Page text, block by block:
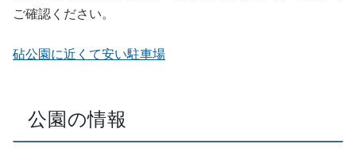
ご確認ください。
砧公園に近くて安い駐車場
公園の情報